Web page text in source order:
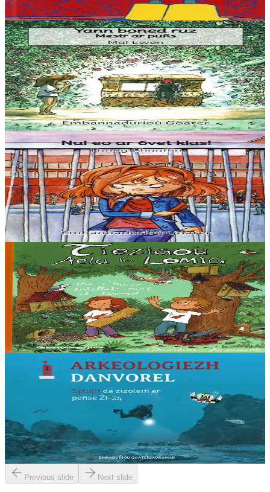
Er stok15,00 €
3 bloaz hag ouzhpenn
Goater
Yann boned ruz, Mestr ar puñs
“Setu-me dihunet trumm, spontet gant ma gwallhunvre. Dre
vrumenn ma daoulagad e tamwelan bannoù lugernus al loar en he
c’hann oc’h en em silañ dre wask an...
Er stok5,60 €
3 bloaz hag ouzhpenn
Goater
Nul eo ar 6vet klas !
“Distro skol er 6vet klas :nullañ tra ar bed. Pegen bras eo ar skolaj !
Pa soñjan e skol gozh Diwan… Aze e oan e-touez ar re vrasañ, ar re
speredekañ, karet...
Er stok 5,60 €
5 bloaz hag ouzhpenn
Goater
Tiezigoù Aela ha Lomig
Titouroù, korfigelloù, alioù ha tresadennoù : peadra evit sikour ar
bevliesseurted d’en em staliañ el liorzhoù. Ur c’haier c’hoarius ha
gras dezhañ e c’haller...
Er stok12,00 €
Arkeologiezh danvorel
Dizoloit penaos e labour an arkeologourien ha penaos e treseont an
arverkoù evit diskoulmañ kevrin ar peñse Zi-24 ! Ar mor, mirdi
brasañ ar bed. Deuit ganin...
Er stok10,00 €
Previous slide Next slide